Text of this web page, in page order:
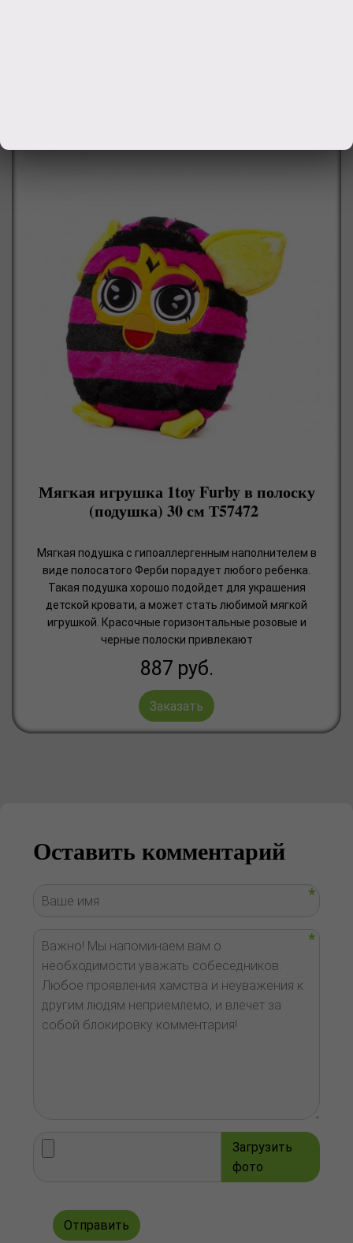
Мягкая игрушка 1toy Furby в полоску
(подушка) 30 см Т57472
Мягкая подушка с гипоаллергенным наполнителем в
виде полосатого Ферби порадует любого ребенка.
Такая подушка хорошо подойдет для украшения
детской кровати, а может стать любимой мягкой
игрушкой. Красочные горизонтальные розовые и
черные полоски привлекают
887 руб.
Заказать
Оставить комментарий
Загрузить
фото
Отправить